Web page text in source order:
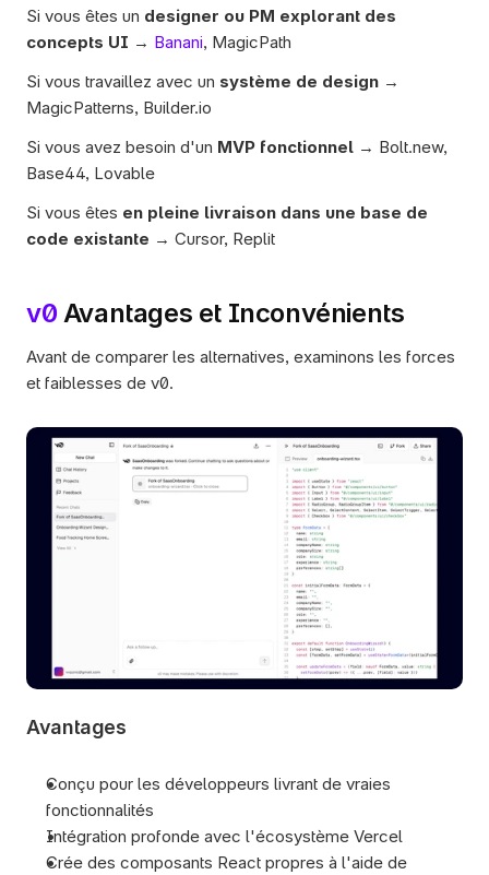
Si vous êtes un designer ou PM explorant des
concepts UI → Banani, MagicPath
Si vous travaillez avec un système de design →
MagicPatterns, Builder.io
Si vous avez besoin d'un MVP fonctionnel → Bolt.new,
Base44, Lovable
Si vous êtes en pleine livraison dans une base de
code existante → Cursor, Replit
v0 Avantages et Inconvénients
Avant de comparer les alternatives, examinons les forces
et faiblesses de v0.
Avantages
Conçu pour les développeurs livrant de vraies
fonctionnalités
Intégration profonde avec l'écosystème Vercel